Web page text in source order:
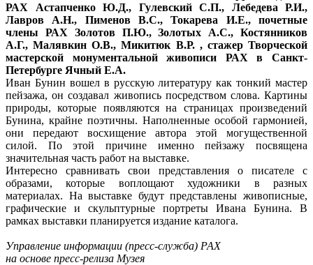
РАХ Астапченко Ю.Д., Гулевский С.П., Лебедева Р.И.,
Лавров А.Н., Пименов В.С., Токарева И.Е., почетные
члены РАХ Золотов П.Ю., Золотых А.С., Костянников
А.Г., Малявкин О.В., Микитюк В.Р. , стажер Творческой
мастерской монументальной живописи РАХ в Санкт-
Петербурге Ячный Е.А.
Иван Бунин вошел в русскую литературу как тонкий мастер
пейзажа, он создавал живопись посредством слова. Картины
природы, которые появляются на страницах произведений
Бунина, крайне поэтичны. Наполненные особой гармонией,
они передают восхищение автора этой могущественной
силой. По этой причине именно пейзажу посвящена
значительная часть работ на выставке.
Интересно сравнивать свои представления о писателе с
образами, которые воплощают художники в разных
материалах. На выставке будут представлены живописные,
графические и скульптурные портреты Ивана Бунина. В
рамках выставки планируется издание каталога.
Управление информации (пресс-служба) РАХ
на основе пресс-релиза Музея